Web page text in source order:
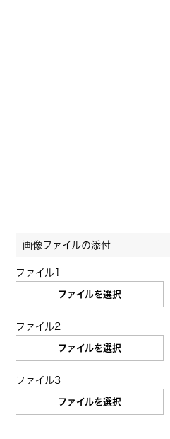
画像ファイルの添付
ファイル1
ファイルを選択
ファイル2
ファイルを選択
ファイル3
ファイルを選択